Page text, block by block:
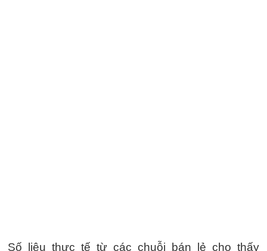
Số liệu thực tế từ các chuỗi bán lẻ cho thấy